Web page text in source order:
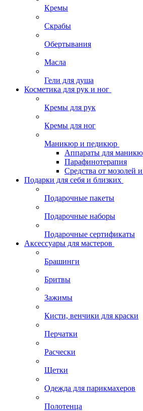
Кремы
Скрабы
Обертывания
Масла
Гели для душа
Косметика для рук и ног
Кремы для рук
Кремы для ног
Маникюр и педикюр
Аппараты для
Парафинотерапия
Средства от мозолей
Подарки для себя и близких
Подарочные пакеты
Подарочные наборы
Подарочные сертификаты
Аксессуары для мастеров
Брашинги
Бритвы
Зажимы
Кисти, венчики для краски
Перчатки
Расчески
Щетки
Одежда для парикмахеров
Полотенца